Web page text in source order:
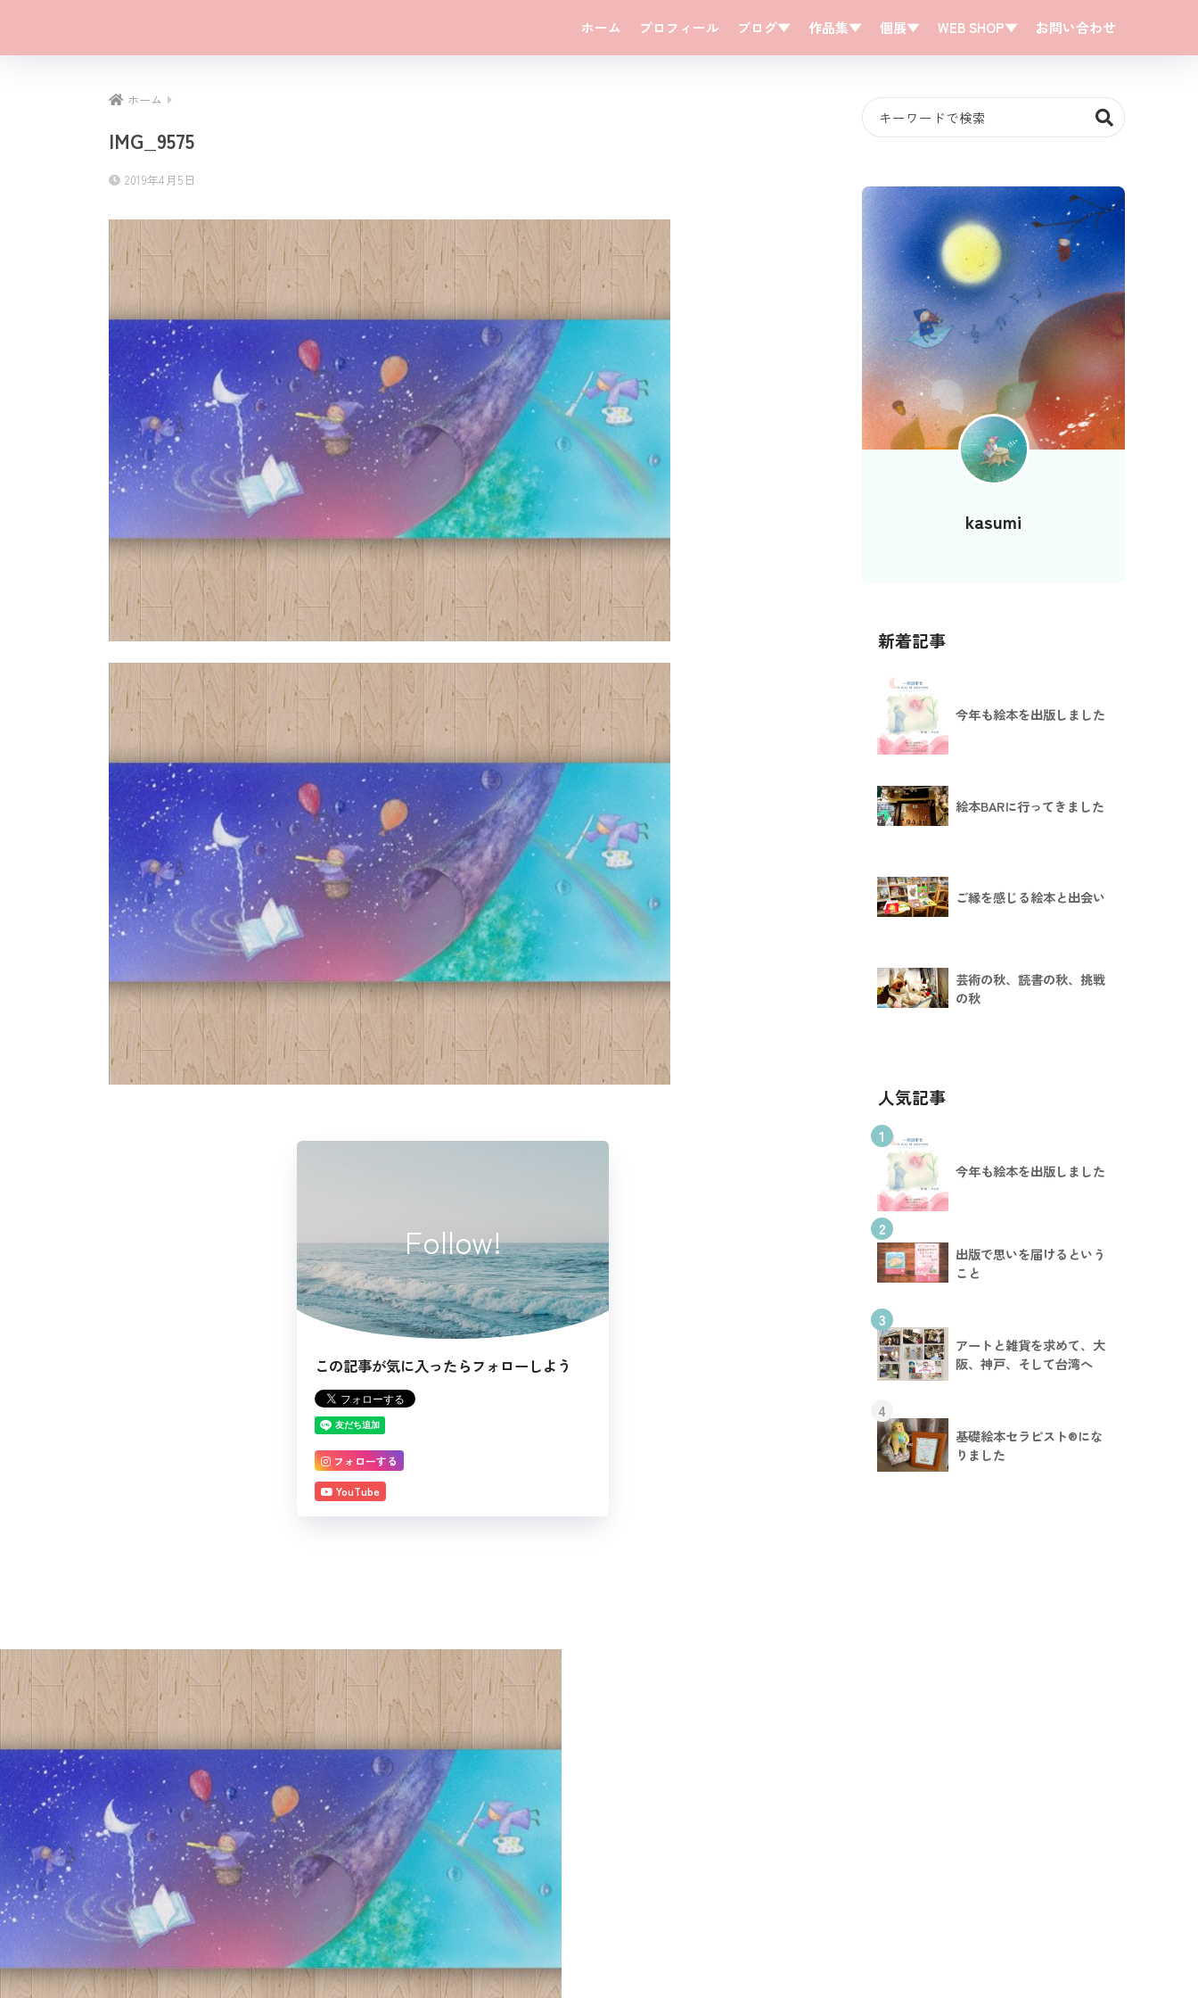
ホーム プロフィール ブログ▼ 作品集▼ 個展▼ WEB SHOP▼ お問い合わせ
ホーム
IMG_9575
2019年4月5日
Follow!
この記事が気に入ったらフォローしよう
フォローする
YouTube
kasumi
新着記事
今年も絵本を出版しました
絵本BARに行ってきました
ご縁を感じる絵本と出会い
芸術の秋、読書の秋、挑戦
の秋
人気記事
1
今年も絵本を出版しました
2
出版で思いを届けるという
こと
3
アートと雑貨を求めて、大
阪、神戸、そして台湾へ
4
基礎絵本セラピスト®︎にな
りました